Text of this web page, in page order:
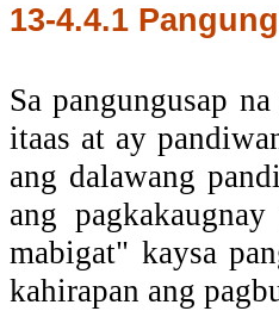
13-4.4.1
Sa pangungusap
itaas at ay
ang dalawang
ang
mabigat" kaysa
kahirapan ang